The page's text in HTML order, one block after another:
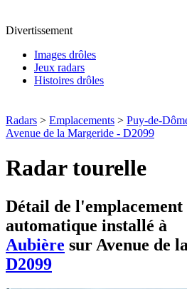
Divertissement
Images drôles
Jeux radars
Histoires drôles
Radars > Emplacements > Puy-de-
Avenue de la Margeride - D2099
Radar tourelle
Détail de
automatique installé à
Aubière sur Avenue de
D2099